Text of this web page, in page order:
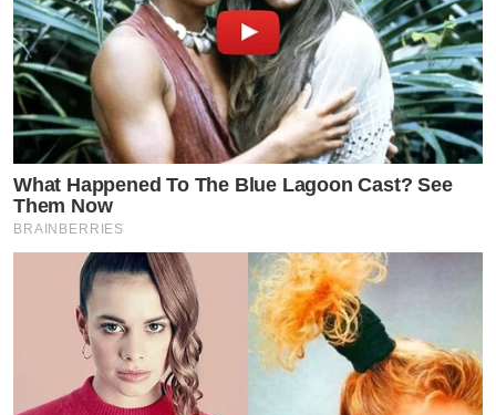
What Happened To The Blue Lagoon Cast? See
Them Now
BRAINBERRIES